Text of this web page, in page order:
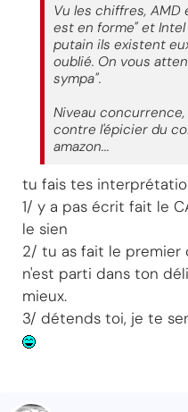
Vu les chiffres, AMD
est en forme" et
putain ils existent
oublié. On vous
sympa".
Niveau
contre l'épicier du
amazon...
tu fais tes
1/ y a pas écrit fait le
le sien
2/ tu as fait le premier
n'est parti dans ton
mieux.
3/ détends toi, je te